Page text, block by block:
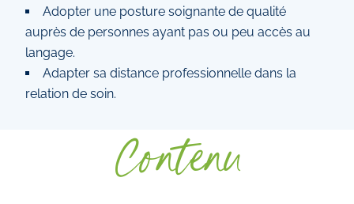
Adopter une posture soignante de qualité
auprès de personnes ayant pas ou peu accès au
langage.
Adapter sa distance professionnelle dans la
relation de soin.
Contenu